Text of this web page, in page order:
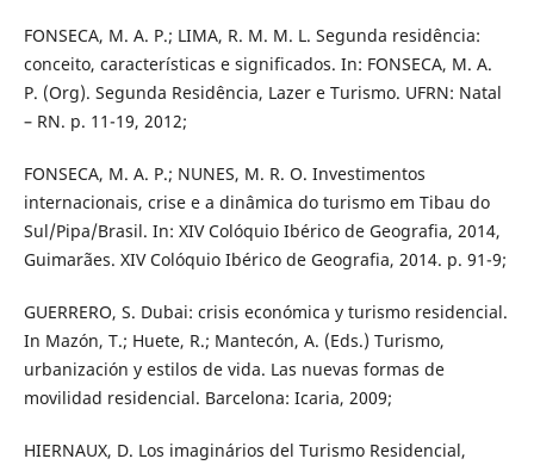
FONSECA, M. A. P.; LIMA, R. M. M. L. Segunda residência:
conceito, características e significados. In: FONSECA, M. A.
P. (Org). Segunda Residência, Lazer e Turismo. UFRN: Natal
– RN. p. 11-19, 2012;
FONSECA, M. A. P.; NUNES, M. R. O. Investimentos
internacionais, crise e a dinâmica do turismo em Tibau do
Sul/Pipa/Brasil. In: XIV Colóquio Ibérico de Geografia, 2014,
Guimarães. XIV Colóquio Ibérico de Geografia, 2014. p. 91-9;
GUERRERO, S. Dubai: crisis económica y turismo residencial.
In Mazón, T.; Huete, R.; Mantecón, A. (Eds.) Turismo,
urbanización y estilos de vida. Las nuevas formas de
movilidad residencial. Barcelona: Icaria, 2009;
HIERNAUX, D. Los imaginários del Turismo Residencial,